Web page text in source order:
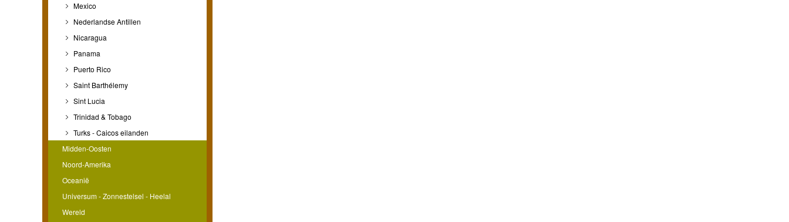
Mexico
Nederlandse Antillen
Nicaragua
Panama
Puerto Rico
Saint Barthélemy
Sint Lucia
Trinidad & Tobago
Turks - Caicos eilanden
Midden-Oosten
Noord-Amerika
Oceanië
Universum - Zonnestelsel - Heelal
Wereld